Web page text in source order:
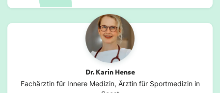
Dr. Karin Hense
Fachärztin für Innere Medizin, Ärztin für Sportmedizin in